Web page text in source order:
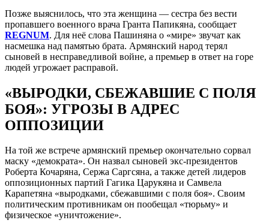
Позже выяснилось, что эта женщина — сестра без вести
пропавшего военного врача Гранта Папикяна, сообщает
REGNUM. Для неё слова Пашиняна о «мире» звучат как
насмешка над памятью брата. Армянский народ терял
сыновей в несправедливой войне, а премьер в ответ на горе
людей угрожает расправой.
«ВЫРОДКИ, СБЕЖАВШИЕ С ПОЛЯ
БОЯ»: УГРОЗЫ В АДРЕС
ОППОЗИЦИИ
На той же встрече армянский премьер окончательно сорвал
маску «демократа». Он назвал сыновей экс-президентов
Роберта Кочаряна, Сержа Саргсяна, а также детей лидеров
оппозиционных партий Гагика Царукяна и Самвела
Карапетяна «выродками, сбежавшими с поля боя». Своим
политическим противникам он пообещал «тюрьму» и
физическое «уничтожение».